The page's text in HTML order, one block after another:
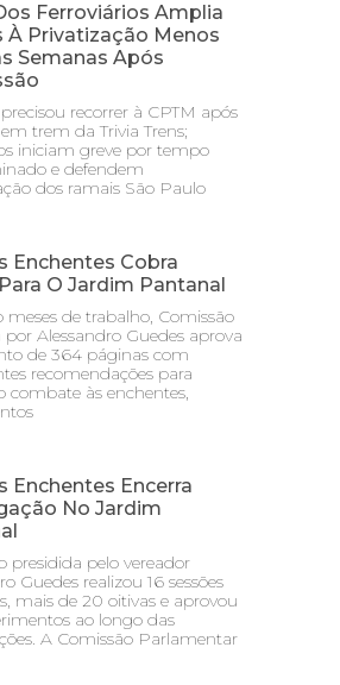
Ferroviários Amplia
À Privatização Menos
Semanas Após
recorrer à CPTM após
trem da Trivia Trens;
iniciam greve por tempo
e defendem
dos ramais São Paulo
Enchentes Cobra
O Jardim Pantanal
meses de trabalho, Comissão
por Alessandro Guedes aprova
de 364 páginas com
recomendações para
combate às enchentes,
Enchentes Encerra
No Jardim
presidida pelo vereador
Guedes realizou 16 sessões
mais de 20 oitivas e aprovou
ao longo das
A Comissão Parlamentar